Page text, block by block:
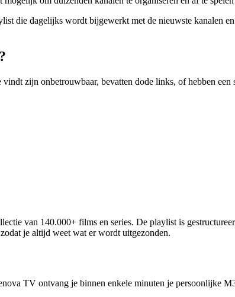
die dagelijks wordt bijgewerkt met de nieuwste kanalen
zijn onbetrouwbaar, bevatten dode links, of hebben
van 140.000+ films en series. De playlist is
je altijd weet wat er wordt uitgezonden.
TV ontvang je binnen enkele minuten je persoonlijke